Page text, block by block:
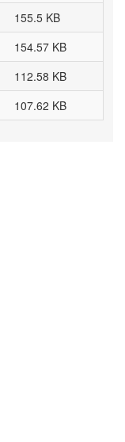
155.5 KB
154.57 KB
112.58 KB
107.62 KB